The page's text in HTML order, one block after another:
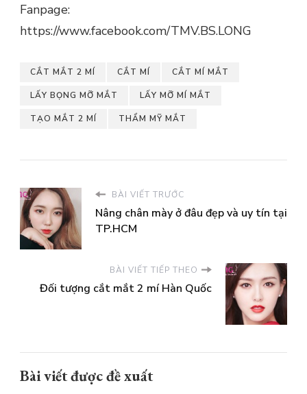
Fanpage:
https://www.facebook.com/TMV.BS.LONG
CẮT MẮT 2 MÍ CẮT MÍ CẮT MÍ MẮT
LẤY BỌNG MỠ MẮT LẤY MỠ MÍ MẮT
TẠO MẮT 2 MÍ THẨM MỸ MẮT
BÀI VIẾT TRƯỚC
Nâng chân mày ở đâu đẹp và uy tín tại
TP.HCM
BÀI VIẾT TIẾP THEO
Đối tượng cắt mắt 2 mí Hàn Quốc
Bài viết được đề xuất